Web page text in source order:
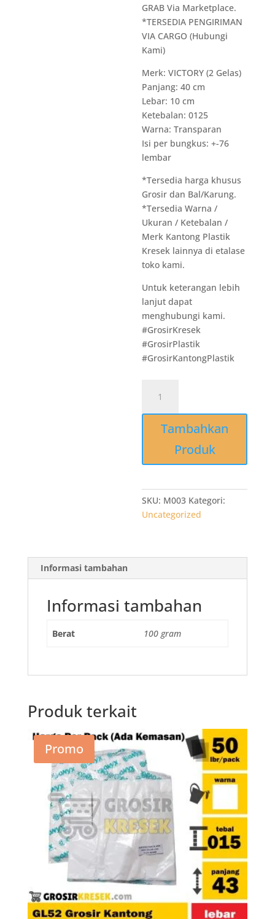
GRAB Via Marketplace.
*TERSEDIA PENGIRIMAN
VIA CARGO (Hubungi
Kami)
Merk: VICTORY (2 Gelas)
Panjang: 40 cm
Lebar: 10 cm
Ketebalan: 0125
Warna: Transparan
Isi per bungkus: +-76
lembar
*Tersedia harga khusus
Grosir dan Bal/Karung.
*Tersedia Warna /
Ukuran / Ketebalan /
Merk Kantong Plastik
Kresek lainnya di etalase
toko kami.
Untuk keterangan lebih
lanjut dapat
menghubungi kami.
#GrosirKresek
#GrosirPlastik
#GrosirKantongPlastik
M003
Grosir
Kresek
Kantong
VICTORY
Natural
Tambahkan
Produk
SKU: M003 Kategori:
Uncategorized
Informasi tambahan
Informasi tambahan
Berat 100 gram
Produk terkait
Promo